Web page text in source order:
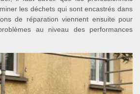
les déchets qui sont encastrés dans
de réparation viennent ensuite pour
au niveau des performances